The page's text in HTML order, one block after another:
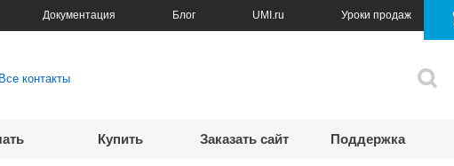
Документация Блог UMI.ru Уроки продаж
Все контакты
Купить Заказать сайт Поддержка